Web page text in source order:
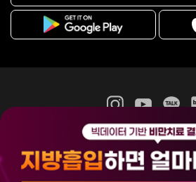
365mc 병·의원 이용약관
홈페
비급여진료수가
(주)365mcㅣ서울특별시 서초구 서초대로52길